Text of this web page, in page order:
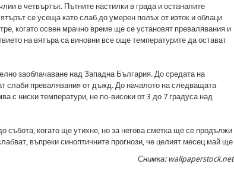
в четвъртък. Пътните настилки в града и останалите
се усеща като слаб до умерен полъх от изток и облаци
когато освен мрачно време ще се установят превалявания и
на вятъра са виновни все още температурите да остават
заоблачаване над Западна България. До средата на
слаби превалявания от дъжд. До началото на следващата
с ниски температури, не по-високи от 3 до 7 градуса над
събота, когато ще утихне, но за негова сметка ще се продължи
въпреки синоптичните прогнози, че целият месец май ще
Снимка: wallpaperstock.net